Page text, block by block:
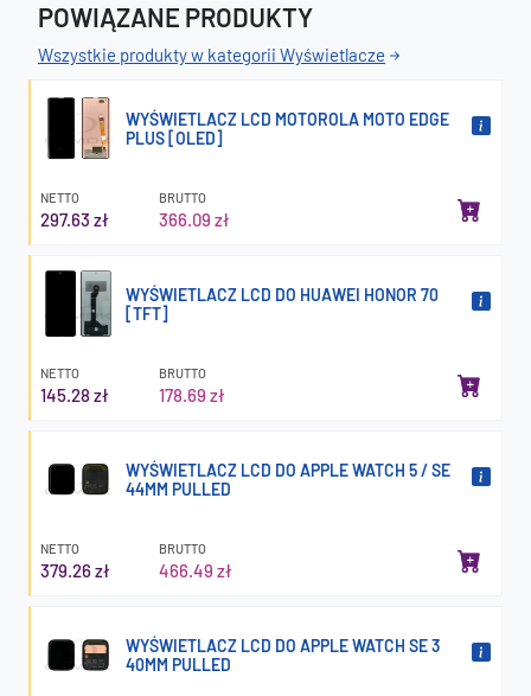
POWIĄZANE PRODUKTY
Wszystkie produkty w kategorii Wyświetlacze
WYŚWIETLACZ LCD MOTOROLA MOTO EDGE
PLUS [OLED]
NETTO
297.63 zł
BRUTTO
366.09 zł
WYŚWIETLACZ LCD DO HUAWEI HONOR 70
[TFT]
NETTO
145.28 zł
BRUTTO
178.69 zł
WYŚWIETLACZ LCD DO APPLE WATCH 5 / SE
44MM PULLED
NETTO
379.26 zł
BRUTTO
466.49 zł
WYŚWIETLACZ LCD DO APPLE WATCH SE 3
40MM PULLED